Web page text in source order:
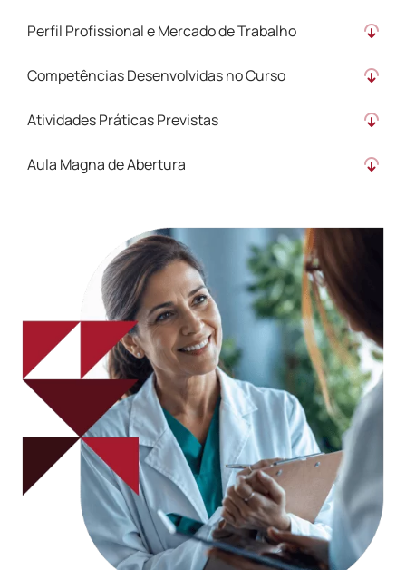
Perfil Profissional e Mercado de Trabalho
Competências Desenvolvidas no Curso
Atividades Práticas Previstas
Aula Magna de Abertura